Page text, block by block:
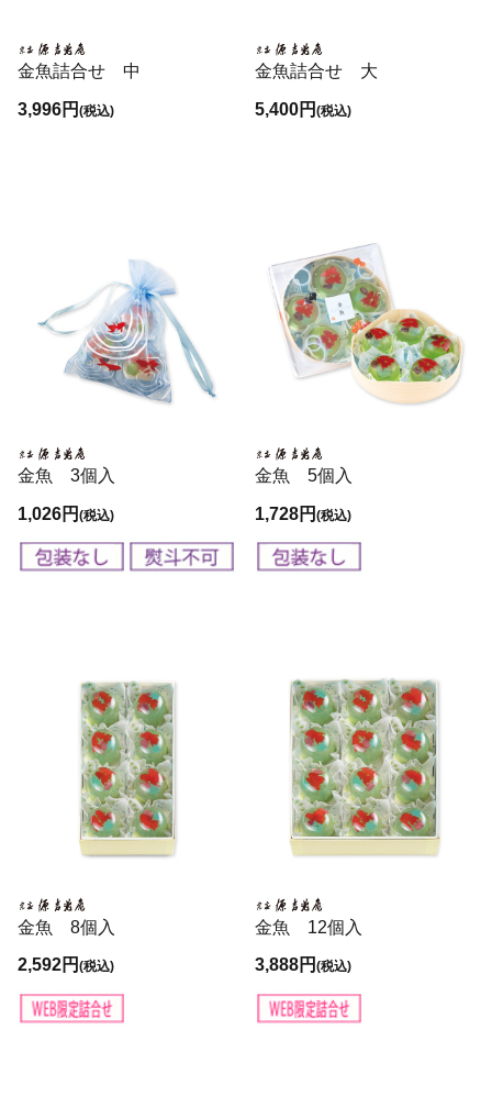
金魚詰合せ 中
3,996円(税込)
金魚詰合せ 大
5,400円(税込)
金魚 3個入
1,026円(税込)
金魚 5個入
1,728円(税込)
金魚 8個入
2,592円(税込)
金魚 12個入
3,888円(税込)